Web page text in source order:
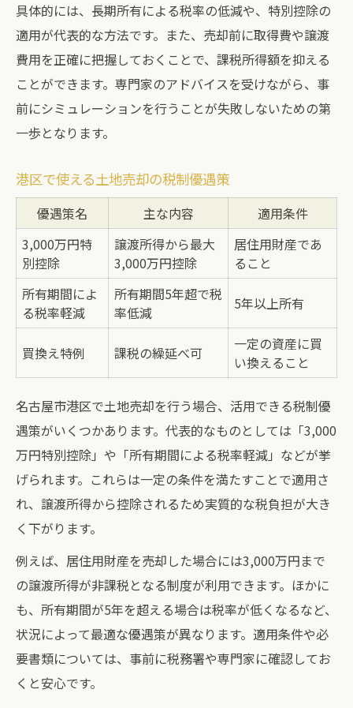
具体的には、長期所有による税率の低減や、特別控除の
適用が代表的な方法です。また、売却前に取得費や譲渡
費用を正確に把握しておくことで、課税所得額を抑える
ことができます。専門家のアドバイスを受けながら、事
前にシミュレーションを行うことが失敗しないための第
一歩となります。
港区で使える土地売却の税制優遇策
優遇策名 主な内容
適用条件
3,000万円特
別控除
譲渡所得から最大
3,000万円控除
居住用財産であ
ること
所有期間によ
る税率軽減
所有期間5年超で税
率低減
5年以上所有
買換え特例 課税の繰延べ可
一定の資産に買
い換えること
名古屋市港区で土地売却を行う場合、活用できる税制優
遇策がいくつかあります。代表的なものとしては「3,000
万円特別控除」や「所有期間による税率軽減」などが挙
げられます。これらは一定の条件を満たすことで適用さ
れ、譲渡所得から控除されるため実質的な税負担が大き
く下がります。
例えば、居住用財産を売却した場合には3,000万円まで
の譲渡所得が非課税となる制度が利用できます。ほかに
も、所有期間が5年を超える場合は税率が低くなるなど、
状況によって最適な優遇策が異なります。適用条件や必
要書類については、事前に税務署や専門家に確認してお
くと安心です。